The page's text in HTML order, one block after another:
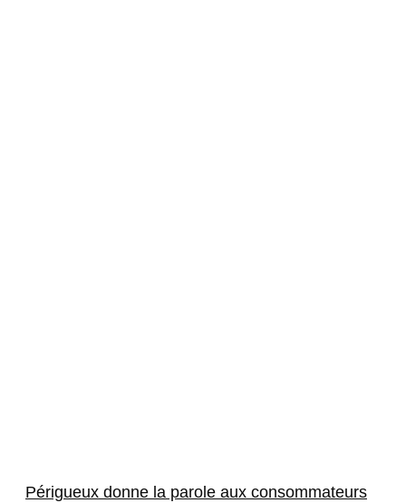
Périgueux donne la parole aux consommateurs